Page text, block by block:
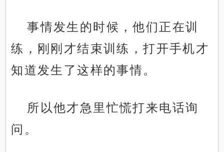
事情发生的时候，他们正在训
练，刚刚才结束训练，打开手机才
知道发生了这样的事情。
所以他才急里忙慌打来电话询
问。